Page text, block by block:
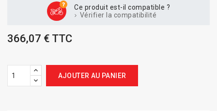
Ce produit est-il compatible ?
Vérifier la compatibilité
366,07 € TTC
AJOUTER AU PANIER